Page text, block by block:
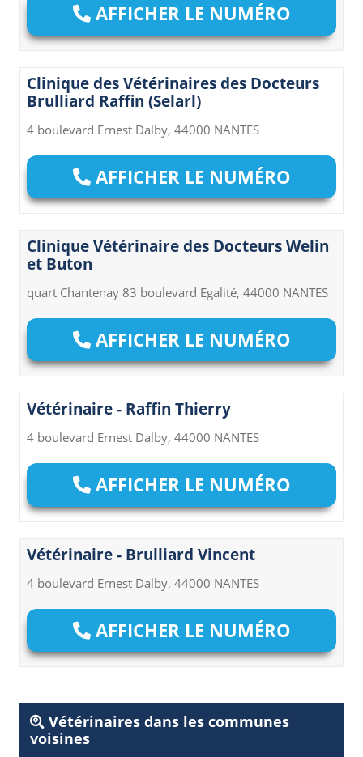
AFFICHER LE NUMÉRO
Clinique des Vétérinaires des Docteurs
Brulliard Raffin (Selarl)
4 boulevard Ernest Dalby, 44000 NANTES
AFFICHER LE NUMÉRO
Clinique Vétérinaire des Docteurs Welin
et Buton
quart Chantenay 83 boulevard Egalité, 44000 NANTES
AFFICHER LE NUMÉRO
Vétérinaire - Raffin Thierry
4 boulevard Ernest Dalby, 44000 NANTES
AFFICHER LE NUMÉRO
Vétérinaire - Brulliard Vincent
4 boulevard Ernest Dalby, 44000 NANTES
AFFICHER LE NUMÉRO
Vétérinaires dans les communes
voisines